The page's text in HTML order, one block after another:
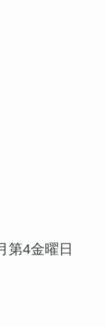
日
4金曜日